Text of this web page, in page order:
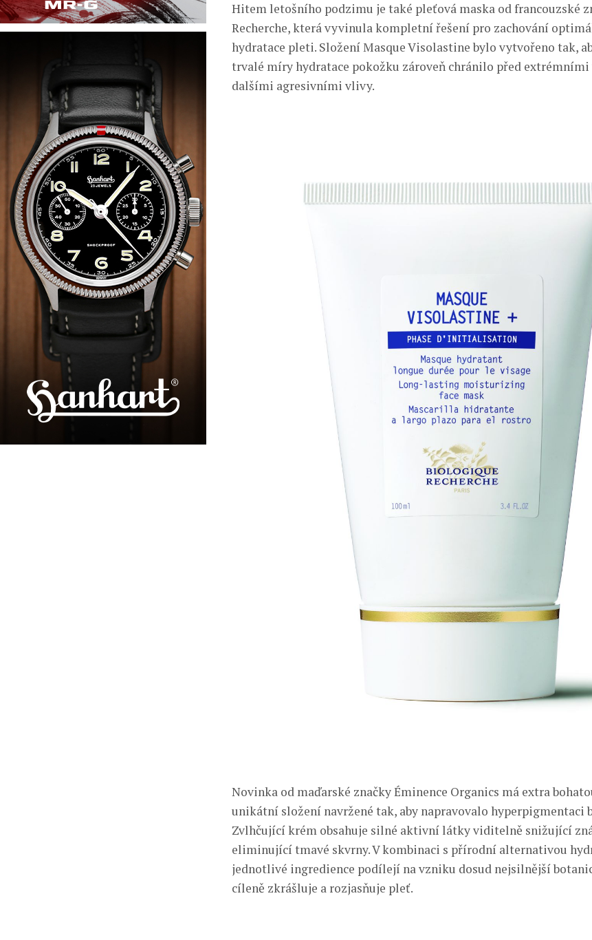
Hitem letošního podzimu je také pleťová maska od francouzské
Recherche, která vyvinula kompletní řešení pro zachování
hydratace pleti. Složení Masque Visolastine bylo vytvořeno tak,
trvalé míry hydratace pokožku zároveň chránilo před extrémními
dalšími agresivními vlivy.
Novinka od maďarské značky Éminence Organics má extra
unikátní složení navržené tak, aby napravovalo hyperpigmentaci
Zvlhčující krém obsahuje silné aktivní látky viditelně snižující
eliminující tmavé skvrny. V kombinaci s přírodní alternativou
jednotlivé ingredience podílejí na vzniku dosud nejsilnější
cíleně zkrášluje a rozjasňuje pleť.